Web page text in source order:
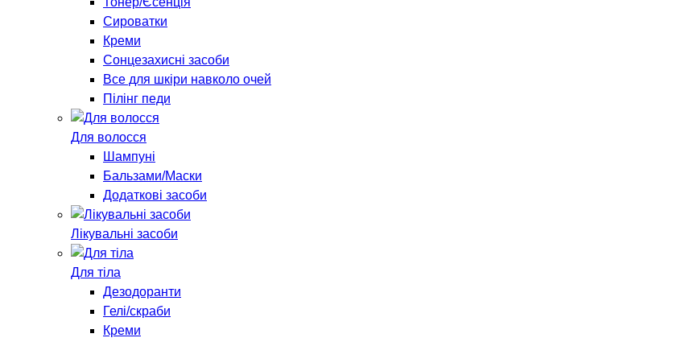
Сироватки
Креми
Сонцезахисні засоби
Все для шкіри навколо очей
Пілінг педи
Для волосся
Шампуні
Бальзами/Маски
Додаткові засоби
Лікувальні засоби
Для тіла
Дезодоранти
Гелі/скраби
Креми